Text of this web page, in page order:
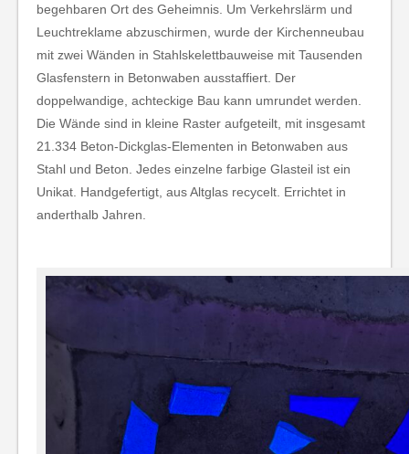
begehbaren Ort des Geheimnis. Um Verkehrslärm und
Leuchtreklame abzuschirmen, wurde der Kirchenneubau
mit zwei Wänden in Stahlskelettbauweise mit Tausenden
Glasfenstern in Betonwaben ausstaffiert. Der
doppelwandige, achteckige Bau kann umrundet werden.
Die Wände sind in kleine Raster aufgeteilt, mit insgesamt
21.334 Beton-Dickglas-Elementen in Betonwaben aus
Stahl und Beton. Jedes einzelne farbige Glasteil ist ein
Unikat. Handgefertigt, aus Altglas recycelt. Errichtet in
anderthalb Jahren.